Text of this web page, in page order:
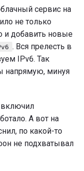
сервис на
не только
и добавить новые
. Вся прелесть в
IPv6. Так
напрямую, минуя
А вот на
по какой-то
не подхватывал